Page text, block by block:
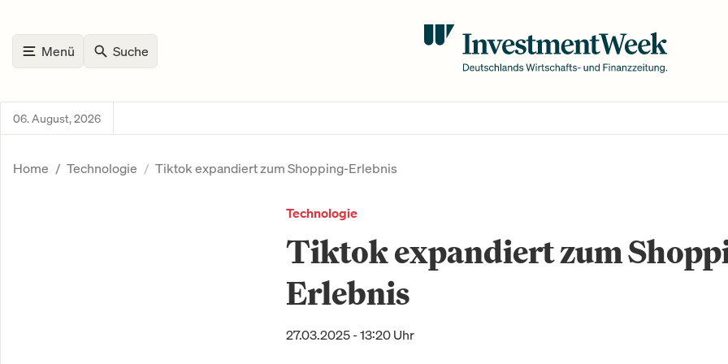
Menü Suche
06. August, 2026
Home Technologie Tiktok expandiert zum Shopping-Erlebnis
Technologie
Tiktok expandiert zum
Erlebnis
27.03.2025 - 13:20 Uhr